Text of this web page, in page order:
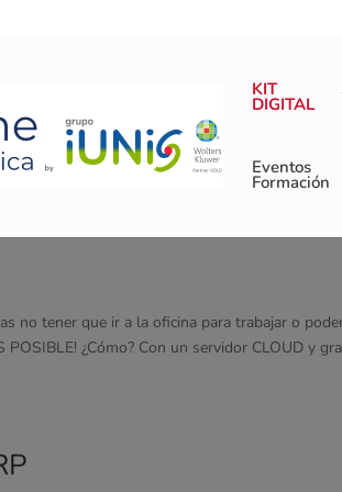
KIT
DIGITAL
Eventos
Formación
no tener que ir a la oficina para trabajar o
¿Cómo? Con un servidor CLOUD y